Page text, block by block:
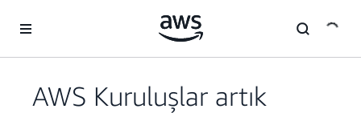
AWS Kuruluşlar artık